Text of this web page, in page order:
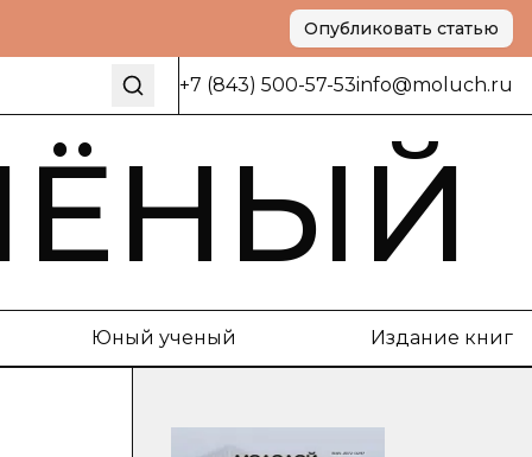
Опубликовать статью
+7 (843) 500-57-53info@moluch.ru
Юный ученый Издание книг